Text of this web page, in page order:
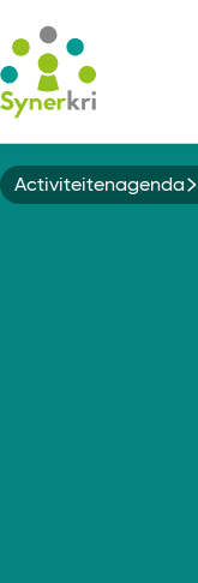
Kruimelpad
Activiteitenagenda